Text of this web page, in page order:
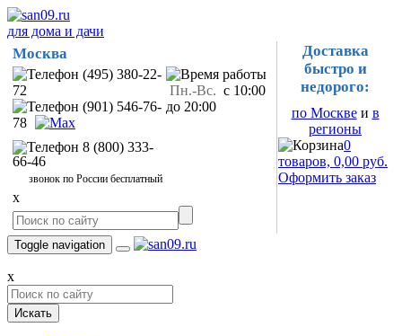
для дома и дачи
Москва
(495) 380-22-
72
(901) 546-76-
78
8 (800) 333-
66-46
звонок по России бесплатный
Пн.-Вс. с 10:00
до 20:00
x
Доставка
быстро и
недорого:
по Москвеи в
регионы
0
товаров, 0,00 руб.
Оформить заказ
Toggle navigation
x
Искать